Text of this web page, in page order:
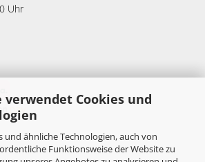
verwendet Cookies und
und ähnliche Technologien, auch von
Funktionsweise der Website zu
Uhr